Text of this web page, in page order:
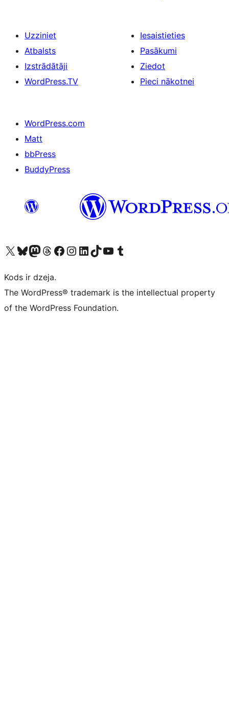
Uzziniet
Atbalsts
Izstrādātāji
WordPress.TV
Iesaistieties
Pasākumi
Ziedot
Pieci nākotnei
WordPress.com
Matt
bbPress
BuddyPress
Apmeklējiet mūsu X (agrāk Twitter) kontu
Apmeklējiet mūsu Bluesky kontu
Apmeklējiet mūsu Mastodon kontu
Apmeklējiet mūsu Threads kontu
Apmeklējiet mūsu Facebook lapuApmeklējiet mūsu Instagram kontu
Apmeklējiet mūsu LinkedIn kontu
Apmeklējiet mūsu TikTok kontu
Apmeklējiet mūsu YouTube kanālu
Apmeklējiet mūsu Tumblr kontu
Kods ir dzeja.
The WordPress® trademark is the intellectual property
of the WordPress Foundation.